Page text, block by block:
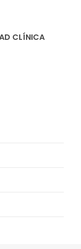
CLÍNICA